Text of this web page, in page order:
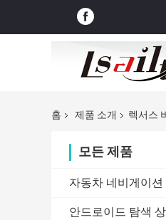
홈 제품 소개 렉서스
모든 제품
자동차 네비게이션
안드로이드 탐색